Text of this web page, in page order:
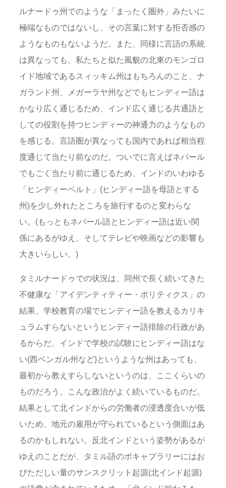
ルナードゥ州でのような「まったく圏外」みたいに
極端なものではないし、その言葉に対する拒否感の
ようなものもないようだ。また、同様に言語の系統
は異なっても、私たちと似た風貌の北東のモンゴロ
イド地域であるスィッキム州はもちろんのこと、ナ
ガランド州、メガーラヤ州などでもヒンディー語は
かなり広く通じるため、インド広く通じる共通語と
しての役割を持つヒンディーの神通力のようなもの
を感じる。言語圏が異なっても国内であれば相当程
度通じて当たり前なのだ。ついでに言えばネパール
でもごく当たり前に通じるため、インドのいわゆる
「ヒンディーベルト」(ヒンディー語を母語とする
州)を少し外れたところを旅行するのと変わらな
い。(もっともネパール語とヒンディー語は近い関
係にあるがゆえ、そしてテレビや映画などの影響も
大きいらしい。)
タミルナードゥでの状況は、同州で長く続いてきた
不健康な「アイデンティティー・ポリティクス」の
結果、学校教育の場でヒンディー語を教えるカリキ
ュラムすらないというヒンディー語排除の行政があ
るからだ。インドで学校の試験にヒンディー語はな
い(西ベンガル州など)というような州はあっても、
最初から教えすらしないというのは、ここくらいの
ものだろう。こんな政治がよく続いているものだ。
結果として北インドからの労働者の浸透度合いが低
いため、地元の雇用が守られているという側面はあ
るのかもしれない。反北インドという姿勢があるが
ゆえのことだが、タミル語のボキャブラリーにはお
びただしい量のサンスクリット起源(北インド起源)